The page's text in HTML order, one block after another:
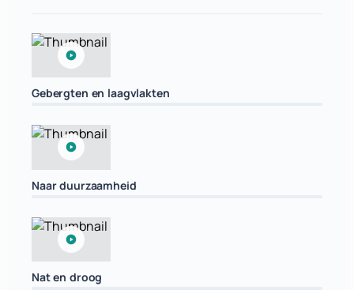
Gebergten en laagvlakten
Naar duurzaamheid
Nat en droog